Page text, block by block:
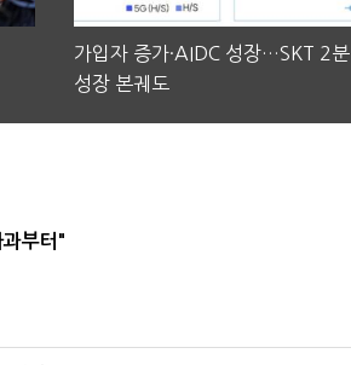
가입자 증가·AIDC 성장…SKT 2
성장 본궤도
부터"